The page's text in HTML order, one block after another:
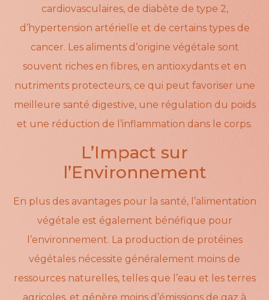
cardiovasculaires, de diabète de type 2,
d’hypertension artérielle et de certains types de
cancer. Les aliments d’origine végétale sont
souvent riches en fibres, en antioxydants et en
nutriments protecteurs, ce qui peut favoriser une
meilleure santé digestive, une régulation du poids
et une réduction de l’inflammation dans le corps.
L’Impact sur
l’Environnement
En plus des avantages pour la santé, l’alimentation
végétale est également bénéfique pour
l’environnement. La production de protéines
végétales nécessite généralement moins de
ressources naturelles, telles que l’eau et les terres
agricoles, et génère moins d’émissions de gaz à